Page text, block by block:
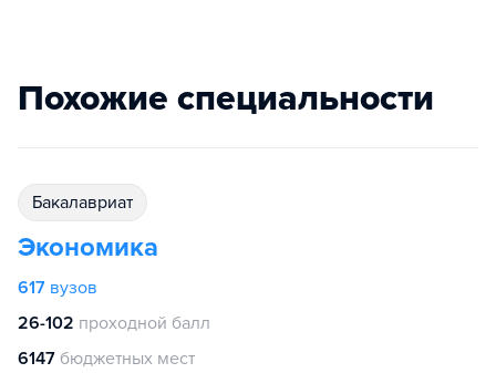
Похожие специальности
бакалавриат
Экономика
617 вузов
26-102 проходной балл
6147 бюджетных мест